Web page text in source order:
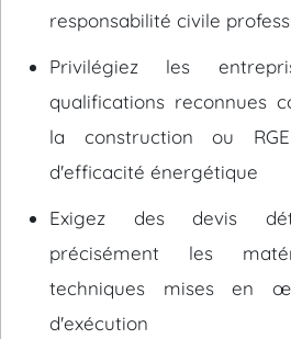
responsabilité civile
Privilégiez les
qualifications reconnues
la construction ou
d'efficacité énergétique
Exigez des devis
précisément les
techniques mises en
d'exécution